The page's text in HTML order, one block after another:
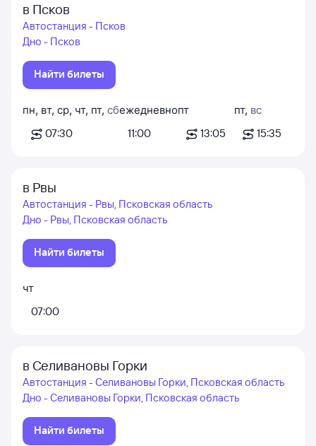
в Псков
Автостанция - Псков
Дно - Псков
Найти билеты
пн, вт, ср, чт, пт, сб
07:30
ежедневно
11:00
пт
13:05
пт, вс
15:35
в Рвы
Автостанция - Рвы, Псковская область
Дно - Рвы, Псковская область
Найти билеты
чт
07:00
в Селивановы Горки
Автостанция - Селивановы Горки, Псковская область
Дно - Селивановы Горки, Псковская область
Найти билеты